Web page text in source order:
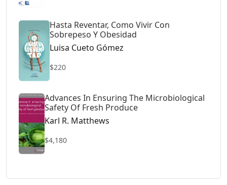
Hasta Reventar, Como Vivir Con
Sobrepeso Y Obesidad
Luisa Cueto Gómez
$220
Advances In Ensuring The Microbiological
Safety Of Fresh Produce
Karl R. Matthews
$4,180